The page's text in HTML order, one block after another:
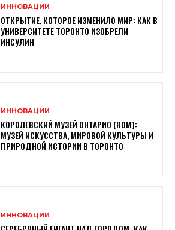
ИННОВАЦИИ
ОТКРЫТИЕ, КОТОРОЕ ИЗМЕНИЛО МИР: КАК В
УНИВЕРСИТЕТЕ ТОРОНТО ИЗОБРЕЛИ
ИНСУЛИН
ИННОВАЦИИ
КОРОЛЕВСКИЙ МУЗЕЙ ОНТАРИО (ROM):
МУЗЕЙ ИСКУССТВА, МИРОВОЙ КУЛЬТУРЫ И
ПРИРОДНОЙ ИСТОРИИ В ТОРОНТО
ИННОВАЦИИ